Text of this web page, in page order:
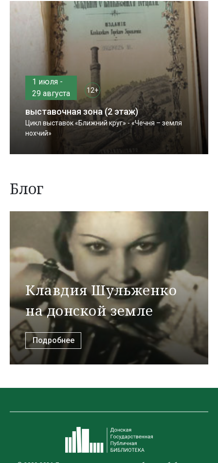
1 июля -
29 августа
12+
выставочная зона (2 этаж)
Цикл выставок «Ближний круг» - «Чечня – земля
нохчий»
Блог
Клавдия Шульженко
на донской земле
Подробнее